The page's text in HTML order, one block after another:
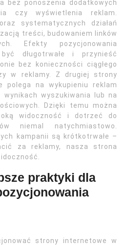
bez ponoszenia dodatkowych
czy wyświetlenia reklam.
systematycznych działań
treści, budowaniem linków
Efekty pozycjonowania
długotrwałe i przynieść
bez konieczności ciągłego
w reklamy. Z drugiej strony
polega na wykupieniu reklam
wyszukiwania lub na
Dzięki temu można
widoczność i dotrzeć do
niemal natychmiastowo.
kampanii są krótkotrwałe –
za reklamy, nasza strona
praktyki dla
strony internetowe w